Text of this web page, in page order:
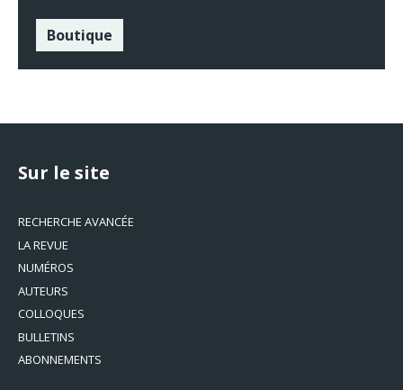
Boutique
Sur le site
RECHERCHE AVANCÉE
LA REVUE
NUMÉROS
AUTEURS
COLLOQUES
BULLETINS
ABONNEMENTS